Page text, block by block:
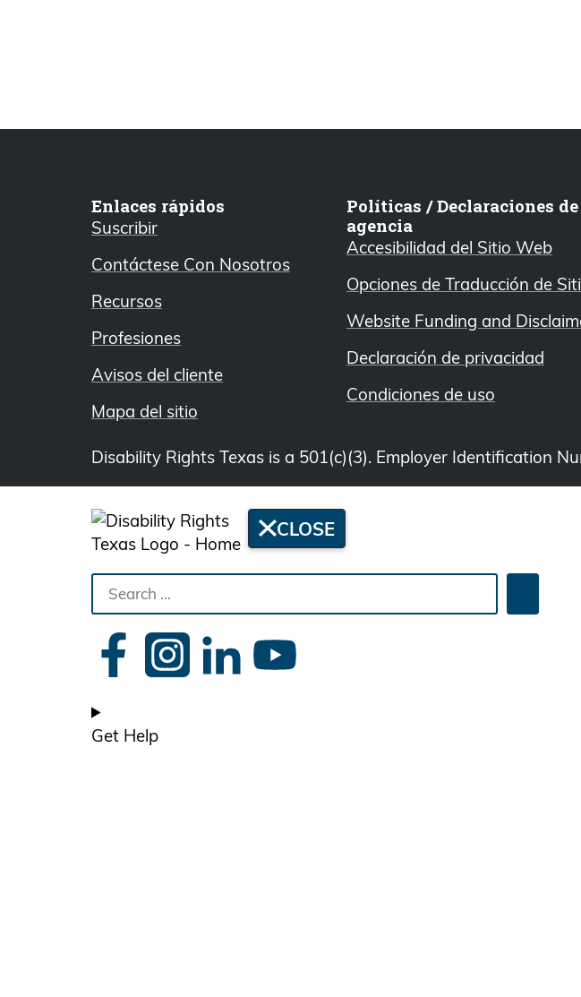
Enlaces rápidos
Suscribir
Contáctese Con Nosotros
Recursos
Profesiones
Avisos del cliente
Mapa del sitio
Políticas / Declaraciones
agencia
Accesibilidad del Sitio Web
Opciones de Traducción de
Website Funding and
Declaración de privacidad
Condiciones de uso
Disability Rights Texas is a 501(c)(3). Employer Identification
CLOSE
Search
the
site
Get Help